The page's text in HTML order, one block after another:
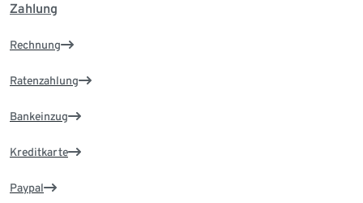
Zahlung
Rechnung
Ratenzahlung
Bankeinzug
Kreditkarte
Paypal